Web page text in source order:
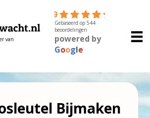
van
4.9
Gebaseerd op 544
beoordelingen
powered by
Google
Bijmaken